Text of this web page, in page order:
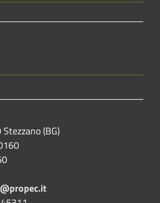
(BG)